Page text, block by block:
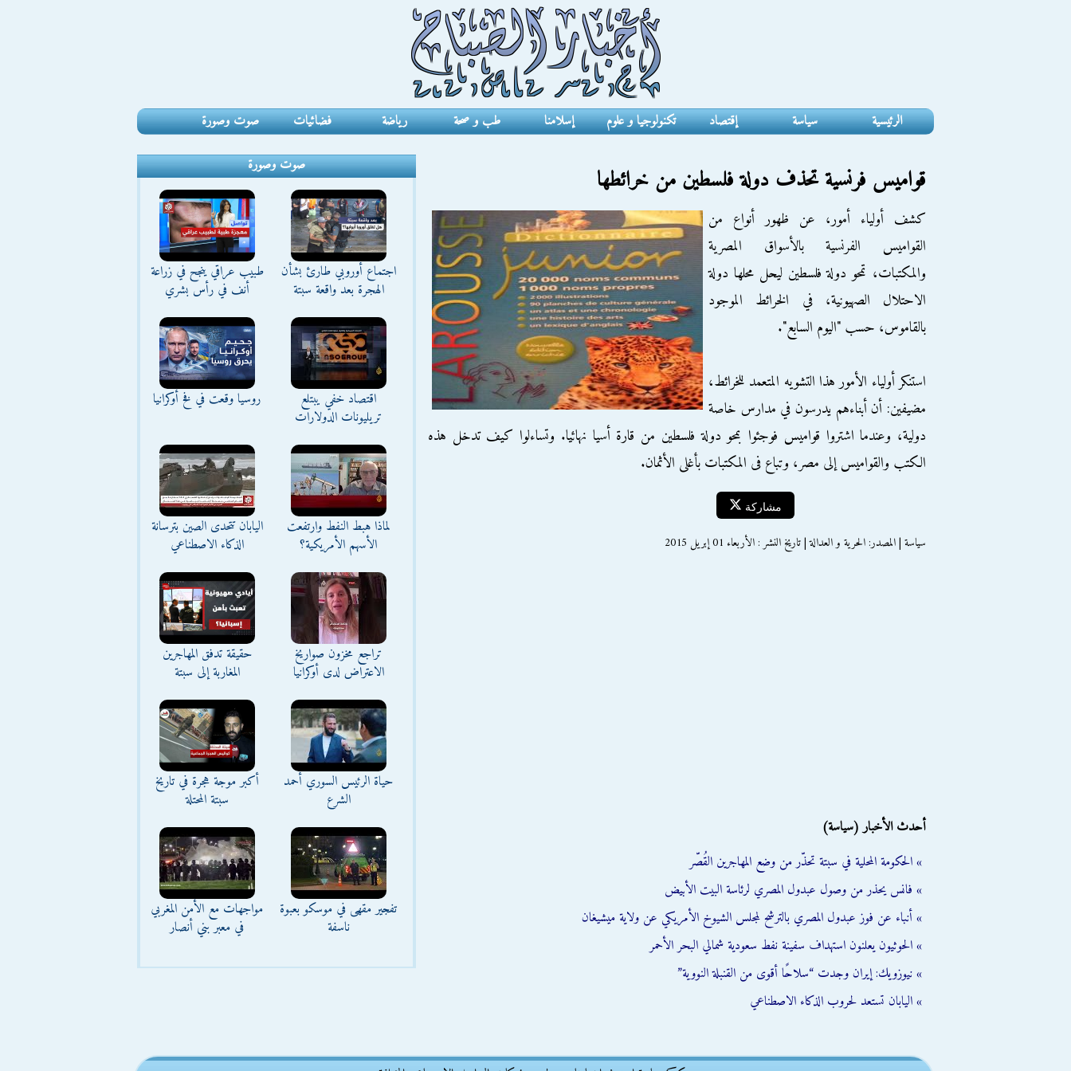
الرئيسية سياسة إقتصاد تكنولوجيا و علوم إسلامنا طب و صحة رياضة فضائيات صوت وصورة
قواميس فرنسية تحذف دولة فلسطين من خرائطها
كشف أولياء أمور، عن ظهور أنواع من
القواميس الفرنسية بالأسواق المصرية
والمكتبات، تمحو دولة فلسطين ليحل محلها دولة
الاحتلال الصهيونية، في الخرائط الموجود
بالقاموس، حسب "اليوم السابع".
استنكر أولياء الأمور هذا التشويه المتعمد للخرائط،
مضيفين: أن أبناءهم يدرسون في مدارس خاصة
دولية، وعندما اشتروا قواميس فوجئوا بمحو دولة فلسطين من قارة أسيا نهائيا. وتساءلوا كيف تدخل هذه
الكتب والقواميس إلى مصر، وتباع فى المكتبات بأغلى الأثمان.
مشاركة
سياسة | المصدر: الحرية و العدالة | تاريخ النشر : الأربعاء 01 إبريل 2015
أحدث الأخبار (سياسة)
» الحكومة المحلية في سبتة تحذّر من وضع المهاجرين القُصّر
» فانس يحذر من وصول عبدول المصري لرئاسة البيت الأبيض
» أنباء عن فوز عبدول المصري بالترشح لمجلس الشيوخ الأمريكي عن ولاية ميشيغان
» الحوثيون يعلنون استهداف سفينة نفط سعودية شمالي البحر الأحمر
» نيوزويك: إيران وجدت “سلاحًا أقوى من القنبلة النووية”
» اليابان تستعد لحروب الذكاء الاصطناعي
صوت وصورة
اجتماع أوروبي طارئ بشأن
الهجرة بعد واقعة سبتة
طبيب عراقي ينجح في زراعة
أنف في رأس بشري
اقتصاد خفي يبتلع
تريليونات الدولارات
روسيا وقعت في فخ أوكرانيا
لماذا هبط النفط وارتفعت
الأسهم الأمريكية؟
اليابان تتحدى الصين بترسانة
الذكاء الاصطناعي
تراجع مخزون صواريخ
الاعتراض لدى أوكرانيا
حقيقة تدفق المهاجرين
المغاربة إلى سبتة
حياة الرئيس السوري أحمد
الشرع
أكبر موجة هجرة في تاريخ
سبتة المحتلة
تفجير مقهى في موسكو بعبوة
ناسفة
مواجهات مع الأمن المغربي
في معبر بني أنصار